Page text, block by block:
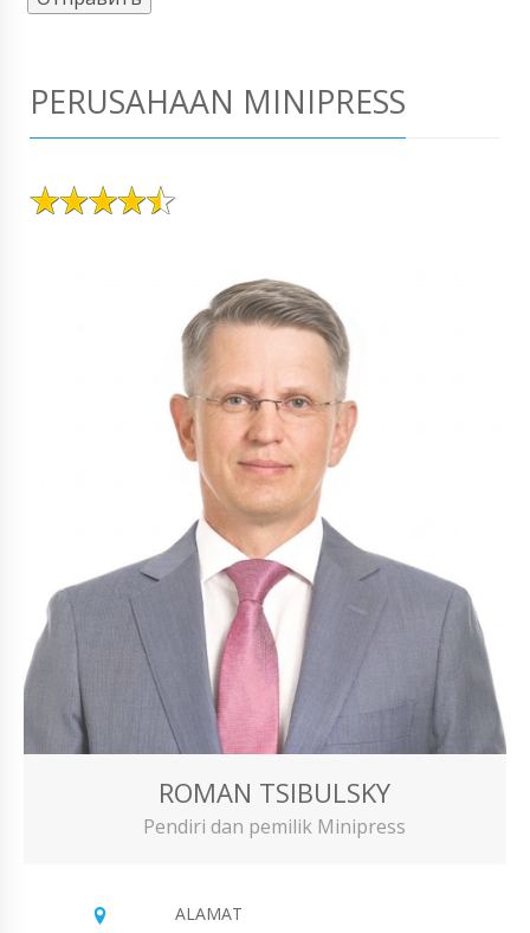
PERUSAHAAN MINIPRESS
ROMAN TSIBULSKY
Pendiri dan pemilik Minipress
ALAMAT